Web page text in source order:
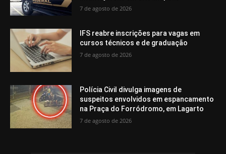
7 de agosto de 2026
IFS reabre inscrições para vagas em
cursos técnicos e de graduação
7 de agosto de 2026
Polícia Civil divulga imagens de
suspeitos envolvidos em espancamento
na Praça do Forródromo, em Lagarto
7 de agosto de 2026